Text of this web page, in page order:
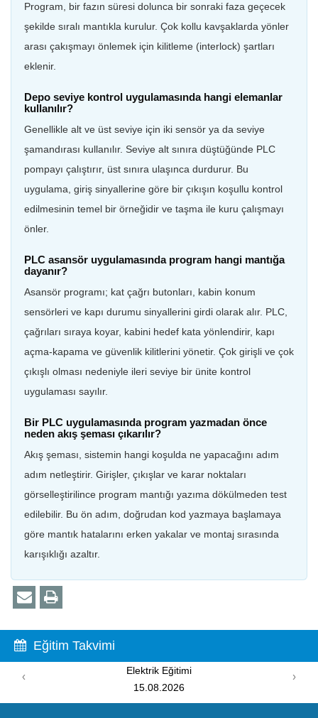
Program, bir fazın süresi dolunca bir sonraki faza geçecek
şekilde sıralı mantıkla kurulur. Çok kollu kavşaklarda yönler
arası çakışmayı önlemek için kilitleme (interlock) şartları
eklenir.
Depo seviye kontrol uygulamasında hangi elemanlar
kullanılır?
Genellikle alt ve üst seviye için iki sensör ya da seviye
şamandırası kullanılır. Seviye alt sınıra düştüğünde PLC
pompayı çalıştırır, üst sınıra ulaşınca durdurur. Bu
uygulama, giriş sinyallerine göre bir çıkışın koşullu kontrol
edilmesinin temel bir örneğidir ve taşma ile kuru çalışmayı
önler.
PLC asansör uygulamasında program hangi mantığa
dayanır?
Asansör programı; kat çağrı butonları, kabin konum
sensörleri ve kapı durumu sinyallerini girdi olarak alır. PLC,
çağrıları sıraya koyar, kabini hedef kata yönlendirir, kapı
açma-kapama ve güvenlik kilitlerini yönetir. Çok girişli ve çok
çıkışlı olması nedeniyle ileri seviye bir ünite kontrol
uygulaması sayılır.
Bir PLC uygulamasında program yazmadan önce
neden akış şeması çıkarılır?
Akış şeması, sistemin hangi koşulda ne yapacağını adım
adım netleştirir. Girişler, çıkışlar ve karar noktaları
görselleştirilince program mantığı yazıma dökülmeden test
edilebilir. Bu ön adım, doğrudan kod yazmaya başlamaya
göre mantık hatalarını erken yakalar ve montaj sırasında
karışıklığı azaltır.
Eğitim Takvimi
‹ ›